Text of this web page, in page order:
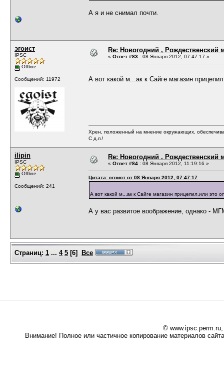
А я и не снимал почти.
эгоист
IPSC
Offline
Сообщений: 11972
Re: Новогодний , Рождественский
« Ответ #83 : 08 Января 2012, 07:47:17 »
А вот какой м...ак к Сайге магазин
Хрен, положенный на мнение окружающих,
С д.п.!
ilipin
IPSC
Offline
Сообщений: 241
Re: Новогодний , Рождественский
« Ответ #84 : 08 Января 2012, 11:19:16 »
Цитата: эгоист от 08 Января 2012, 07:47:17
А вот какой м...ак к Сайге магазин прицепил,или это
А у вас развитое воображение, однако -
Страниц: 1 ... 4 5 [6] Все
©
Внимание! Полное или частичное копирование материалов